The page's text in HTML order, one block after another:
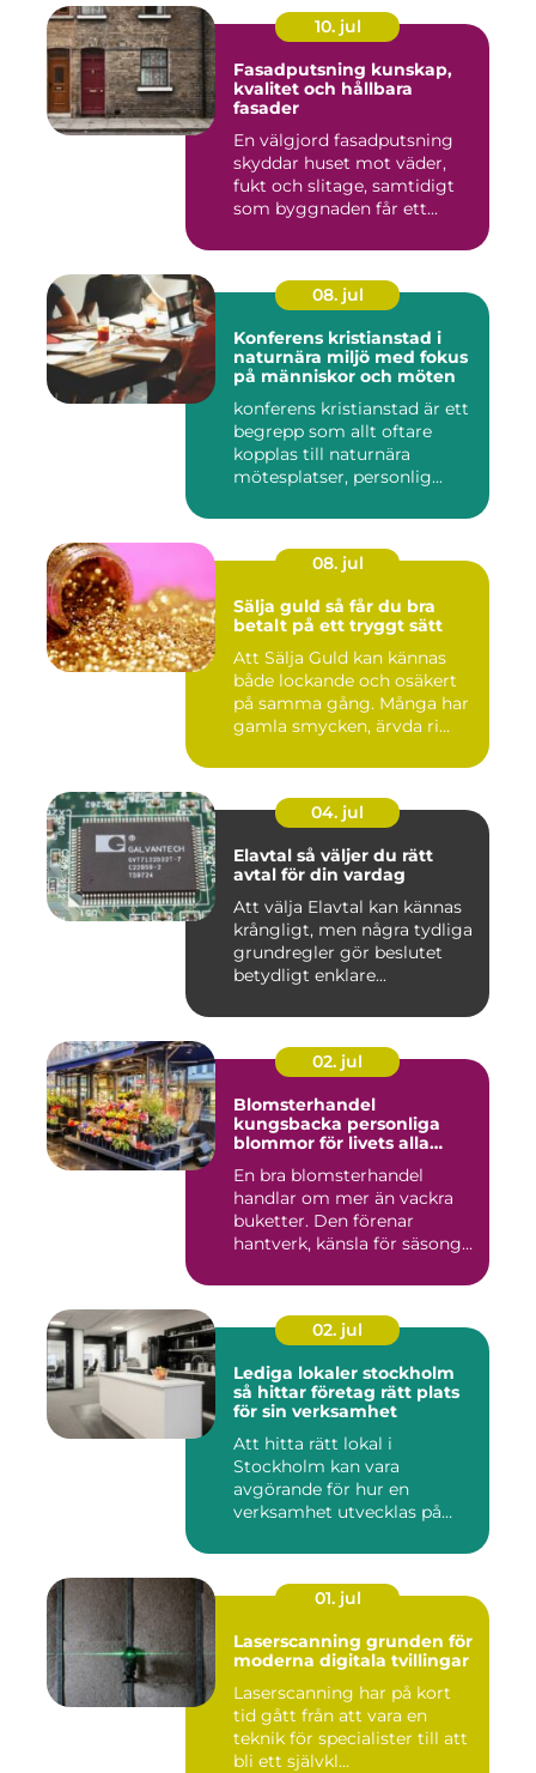
10. jul
Fasadputsning kunskap,
kvalitet och hållbara
fasader
En välgjord fasadputsning
skyddar huset mot väder,
fukt och slitage, samtidigt
som byggnaden får ett...
08. jul
Konferens kristianstad i
naturnära miljö med fokus
på människor och möten
konferens kristianstad är ett
begrepp som allt oftare
kopplas till naturnära
mötesplatser, personlig...
08. jul
Sälja guld så får du bra
betalt på ett tryggt sätt
Att Sälja Guld kan kännas
både lockande och osäkert
på samma gång. Många har
gamla smycken, ärvda ri...
04. jul
Elavtal så väljer du rätt
avtal för din vardag
Att välja Elavtal kan kännas
krångligt, men några tydliga
grundregler gör beslutet
betydligt enklare...
02. jul
Blomsterhandel
kungsbacka personliga
blommor för livets alla
En bra blomsterhandel
handlar om mer än vackra
buketter. Den förenar
hantverk, känsla för säsong
02. jul
Lediga lokaler stockholm
så hittar företag rätt plats
för sin verksamhet
Att hitta rätt lokal i
Stockholm kan vara
avgörande för hur en
verksamhet utvecklas på
01. jul
Laserscanning grunden för
moderna digitala tvillingar
Laserscanning har på kort
tid gått från att vara en
teknik för specialister till att
bli ett självkl...